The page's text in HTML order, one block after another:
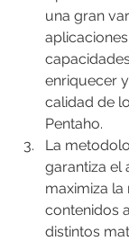
una gran
enriquecer
calidad de
Pentaho.
La
garantiza el
maximiza la
contenidos
distintos